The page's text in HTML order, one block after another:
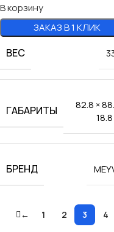
В корзину
ЗАКАЗ В 1 КЛИК
ВЕС
ГАБАРИТЫ
82.8 ×
БРЕНД
← 1 2 3 4